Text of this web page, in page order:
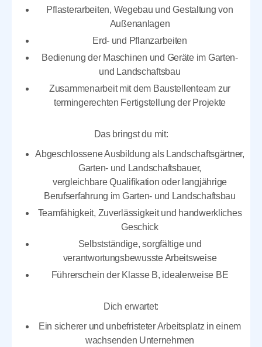
Pflasterarbeiten, Wegebau und Gestaltung von
Außenanlagen
Erd- und Pflanzarbeiten
Bedienung der Maschinen und Geräte im Garten-
und Landschaftsbau
Zusammenarbeit mit dem Baustellenteam zur
termingerechten Fertigstellung der Projekte
Das bringst du mit:
Abgeschlossene Ausbildung als Landschaftsgärtner,
Garten- und Landschaftsbauer,
vergleichbare Qualifikation oder langjährige
Berufserfahrung im Garten- und Landschaftsbau
Teamfähigkeit, Zuverlässigkeit und handwerkliches
Geschick
Selbstständige, sorgfältige und
verantwortungsbewusste Arbeitsweise
Führerschein der Klasse B, idealerweise BE
Dich erwartet:
Ein sicherer und unbefristeter Arbeitsplatz in einem
wachsenden Unternehmen